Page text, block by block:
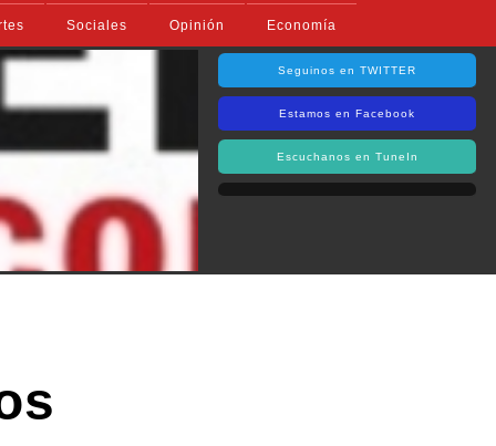
Sociales Opinión Economía
Seguinos en TWITTER
Estamos en Facebook
Escuchanos en TuneIn